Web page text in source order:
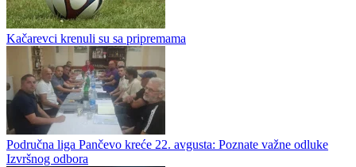
Kačarevci krenuli su sa pripremama
Područna liga Pančevo kreće 22. avgusta: Poznate važne odluke
Izvršnog odbora